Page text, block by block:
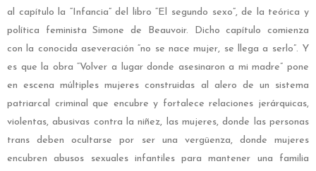
al capítulo la “Infancia” del libro “El segundo sexo”, de la teórica y
política feminista Simone de Beauvoir. Dicho capítulo comienza
con la conocida aseveración “no se nace mujer, se llega a serlo”. Y
es que la obra “Volver a lugar donde asesinaron a mi madre” pone
en escena múltiples mujeres construidas al alero de un sistema
patriarcal criminal que encubre y fortalece relaciones jerárquicas,
violentas, abusivas contra la niñez, las mujeres, donde las personas
trans deben ocultarse por ser una vergüenza, donde mujeres
encubren abusos sexuales infantiles para mantener una familia